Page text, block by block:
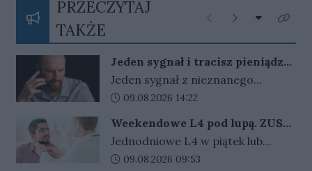
PRZECZYTAJ
TAKŻE
Poprzednie
Następne
Rozwiń
Kliknij
Jeden sygnał i tracisz pieniądze.
Nigdy nie oddzwaniaj na te
numery
Jeden sygnał z nieznanego
numeru może kosztować nawet
na odruchowe oddzwonienie i w
ten sposób zarabiają na nas
miliony.
Data dodania artykułu:
09.08.2026 14:22
Weekendowe L4 pod lupą. ZUS
zapowiada więcej kontroli
Jednodniowe L4 w piątek lub
poniedziałek może wydłużyć
Data dodania artykułu:
09.08.2026 09:53